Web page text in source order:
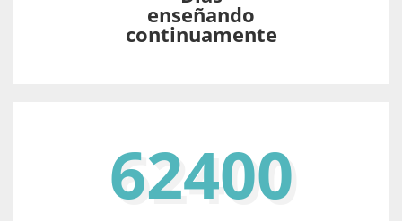
enseñando
continuamente
62400